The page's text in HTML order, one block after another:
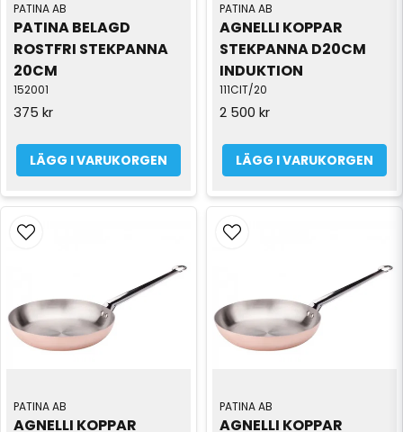
PATINA AB
PATINA BELAGD
ROSTFRI STEKPANNA
20CM
152001
375 kr
LÄGG I VARUKORGEN
PATINA AB
AGNELLI KOPPAR
STEKPANNA D20CM
INDUKTION
111CIT/20
2 500 kr
LÄGG I VARUKORGEN
PATINA AB
AGNELLI KOPPAR
PATINA AB
AGNELLI KOPPAR